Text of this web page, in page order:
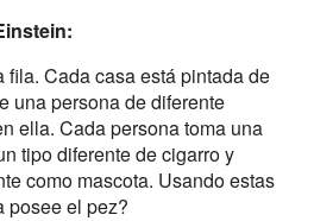
fila. Cada casa está pintada de
una persona de diferente
ella. Cada persona toma una
tipo diferente de cigarro y
como mascota. Usando estas
posee el pez?